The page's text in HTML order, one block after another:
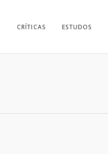
CRÍTICAS ESTUDOS